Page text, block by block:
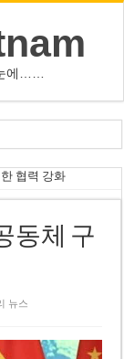
에……
정’ 출간
은 국영기업
달성 자신”
박 직면
일~9월 2일
패…드론, 모스크바 집
협력 강화
동체 구
뉴스